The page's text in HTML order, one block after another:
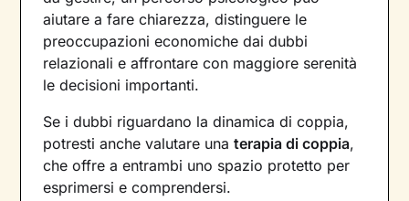
aiutare a fare chiarezza, distinguere le
preoccupazioni economiche dai dubbi
relazionali e affrontare con maggiore serenità
le decisioni importanti.
Se i dubbi riguardano la dinamica di coppia,
potresti anche valutare unaterapia di coppia,
che offre a entrambi uno spazio protetto per
esprimersi e comprendersi.